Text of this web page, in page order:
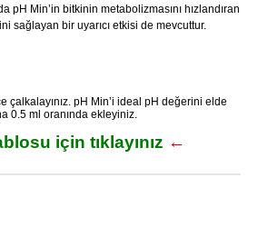
pH Min’in bitkinin metabolizmasını hızlandıran
sağlayan bir uyarıcı etkisi de mevcuttur.
çalkalayınız. pH Min’i ideal pH değerini elde
0.5 ml oranında ekleyiniz.
için tıklayınız ←